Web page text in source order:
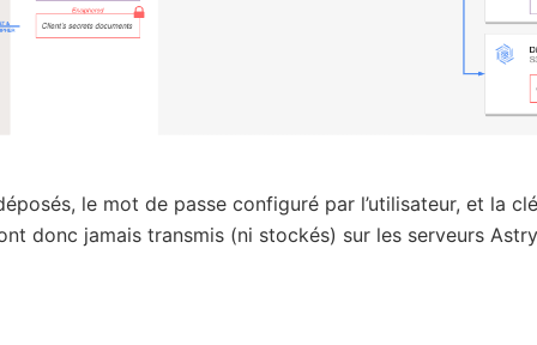
le mot de passe configuré par l’utilisateur, et la
donc jamais transmis (ni stockés) sur les serveurs